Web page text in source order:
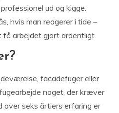
ud og kigge.
hvis man reagerer i tide –
arbejdet gjort ordentligt.
facadefuger eller
noget, der kræver
over seks årtiers erfaring er